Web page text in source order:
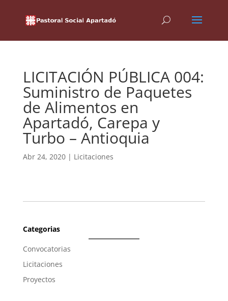
LICITACIÓN PÚBLICA 004:
Suministro de Paquetes
de Alimentos en
Apartadó, Carepa y
Turbo – Antioquia
Abr 24, 2020| Licitaciones
Categorias
Convocatorias
Licitaciones
Proyectos